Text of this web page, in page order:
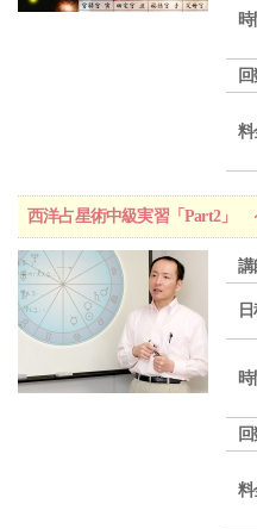
時
料
西洋占星術中級実習「Part2」
講
時
料